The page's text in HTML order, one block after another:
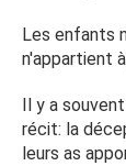
J'ai pas reçu
intelligent et
fête des
kilometres
Les enfants
n'appartient
Il y a
récit: la
leurs as